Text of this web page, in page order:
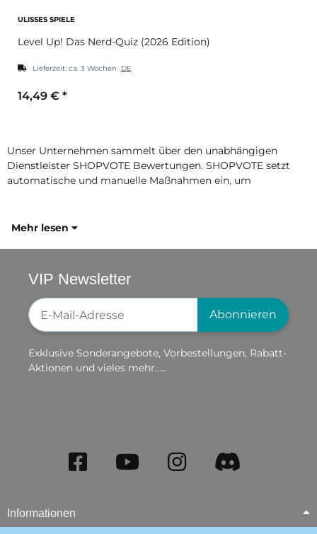
ULISSES SPIELE
Level Up! Das Nerd-Quiz (2026 Edition)
Lieferzeit: ca. 3 Wochen DE
14,49 € *
Unser Unternehmen sammelt über den unabhängigen
Dienstleister SHOPVOTE Bewertungen. SHOPVOTE setzt
automatische und manuelle Maßnahmen ein, um
Mehr lesen
VIP Newsletter
Newsletter-Registrierung
Abonnieren
Exklusive Sonderangebote, Vorbestellungen, Rabatt-
Aktionen und vieles mehr.....
Informationen